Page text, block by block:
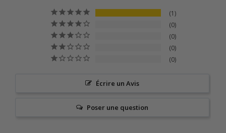
1
0
0
0
0
Écrire un Avis
Poser une question